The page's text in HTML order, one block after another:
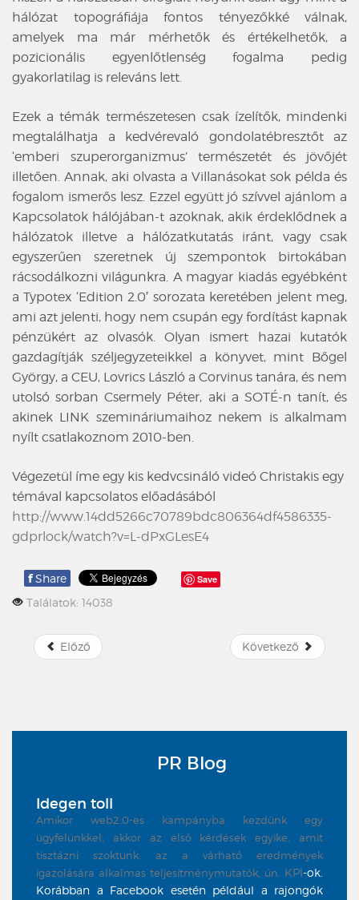
hálózat topográfiája fontos tényezőkké válnak,
amelyek ma már mérhetők és értékelhetők, a
pozicionális egyenlőtlenség fogalma pedig
gyakorlatilag is releváns lett.
Ezek a témák természetesen csak ízelítők, mindenki
megtalálhatja a kedvérevaló gondolatébresztőt az
‘emberi szuperorganizmus’ természetét és jövőjét
illetően. Annak, aki olvasta a Villanásokat sok példa és
fogalom ismerős lesz. Ezzel együtt jó szívvel ajánlom a
Kapcsolatok hálójában-t azoknak, akik érdeklődnek a
hálózatok illetve a hálózatkutatás iránt, vagy csak
egyszerűen szeretnek új szempontok birtokában
rácsodálkozni világunkra. A magyar kiadás egyébként
a Typotex ‘Edition 2.0′ sorozata keretében jelent meg,
ami azt jelenti, hogy nem csupán egy fordítást kapnak
pénzükért az olvasók. Olyan ismert hazai kutatók
gazdagítják széljegyzeteikkel a könyvet, mint Bőgel
György, a CEU, Lovrics László a Corvinus tanára, és nem
utolsó sorban Csermely Péter, aki a SOTÉ-n tanít, és
akinek LINK szemináriumaihoz nekem is alkalmam
nyílt csatlakoznom 2010-ben.
Végezetül íme egy kis kedvcsináló videó Christakis egy
témával kapcsolatos előadásából
http://www.14dd5266c70789bdc806364df4586335-
gdprlock/watch?v=L-dPxGLesE4
f Share Save
Találatok: 14038
Előző Következő
PR Blog
Idegen toll
Amikor web2.0-es kampányba kezdünk egy
ügyfelünkkel, akkor az első kérdések egyike, amit
tisztázni szoktunk, az a várható eredmények
igazolására alkalmas teljesítménymutatók, ún. KPI-ok.
Korábban a Facebook esetén például a rajongók